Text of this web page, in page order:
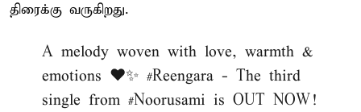
திரைக்கு வருகிறது.
A melody woven with love, warmth &
emotions ❤️✨ #Reengara - The third
single from #Noorusami is OUT NOW!